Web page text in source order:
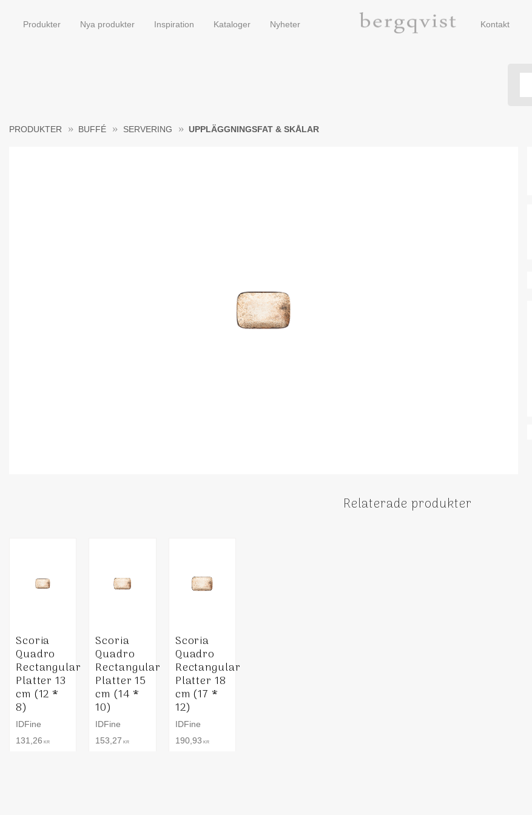
Produkter Nya produkter Inspiration Kataloger Nyheter Kontakt
PRODUKTER BUFFÉ SERVERING UPPLÄGGNINGSFAT & SKÅLAR
Relaterade produkter
Scoria
Quadro
Rectangular
Platter 13
cm (12 *
8)
IDFine
131,26 KR
Scoria
Quadro
Rectangular
Platter 15
cm (14 *
10)
IDFine
153,27 KR
Scoria
Quadro
Rectangular
Platter 18
cm (17 *
12)
IDFine
190,93 KR